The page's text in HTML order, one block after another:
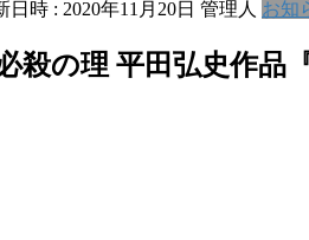
日時 : 2020年11月20日 管理人 お知
殺の理 平田弘史作品